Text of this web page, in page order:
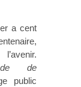
a cent
de
public